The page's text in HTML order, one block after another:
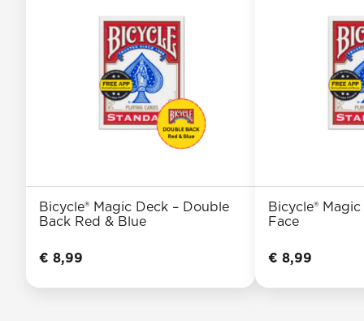
Bicycle® Magic Deck – Double
Back Red & Blue
€ 8,99
Bicycle®
Face
€ 8,99